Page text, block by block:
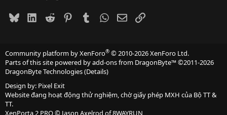
BlueskyLinkedIn
Reddit PinterestTumblrWhatsApp
EmailLink
Community platform by XenForo® © 2010-2026 XenForo Ltd.
Parts of this site powered byadd-ons from DragonByte™©2011-2026
DragonByte Technologies(Details)
Design by: Pixel Exit
Website đang hoạt động thử nghiệm, chờ giấy phép MXH của Bộ TT &
TT.
XenPorta 2 PRO© Jason Axelrod of8WAYRUN